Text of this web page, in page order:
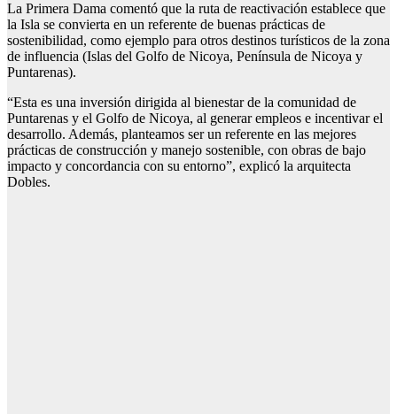
La Primera Dama comentó que la ruta de reactivación establece que
la Isla se convierta en un referente de buenas prácticas de
sostenibilidad, como ejemplo para otros destinos turísticos de la zona
de influencia (Islas del Golfo de Nicoya, Península de Nicoya y
Puntarenas).
“Esta es una inversión dirigida al bienestar de la comunidad de
Puntarenas y el Golfo de Nicoya, al generar empleos e incentivar el
desarrollo. Además, planteamos ser un referente en las mejores
prácticas de construcción y manejo sostenible, con obras de bajo
impacto y concordancia con su entorno”, explicó la arquitecta
Dobles.